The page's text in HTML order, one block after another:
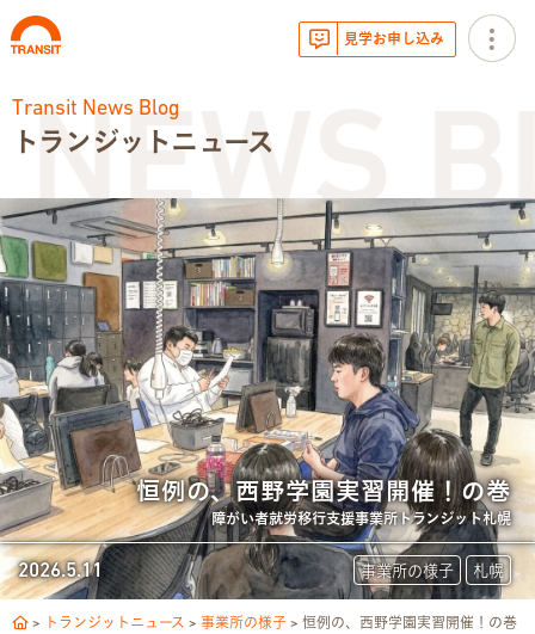
お知らせ
トランジットニュース
利用体験談
広報・イベント
サービス内容
就労移行支援とは
トランジットについて
1日の流れ
Transit News Blog
トランジットニュース
恒例の、西野学園実習開催！の巻
障がい者就労移行支援事業所トランジット札幌
事業所の様子 札幌
2026.5.11
> トランジットニュース > 事業所の様子 > 恒例の、西野学園実習開催！の巻
見学お申し込み